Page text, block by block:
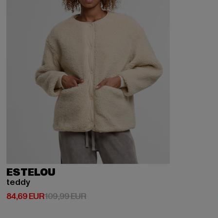
ESTELOU
teddy
84,69 EUR
Derzeitiger Preis: 84,69 EUR
109,99 EURAktionspreis: 109,99 EUR